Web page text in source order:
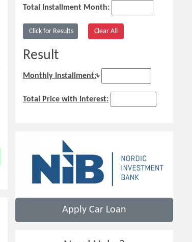
Total Installment Month:
Result
Monthly Installment:৳
Total Price with Interest:
Apply Car Loan